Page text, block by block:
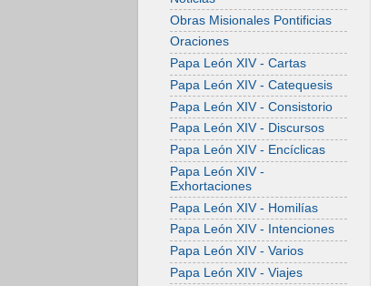
Obras Misionales Pontificias
Oraciones
Papa León XIV - Cartas
Papa León XIV - Catequesis
Papa León XIV - Consistorio
Papa León XIV - Discursos
Papa León XIV - Encíclicas
Papa León XIV -
Exhortaciones
Papa León XIV - Homilías
Papa León XIV - Intenciones
Papa León XIV - Varios
Papa León XIV - Viajes